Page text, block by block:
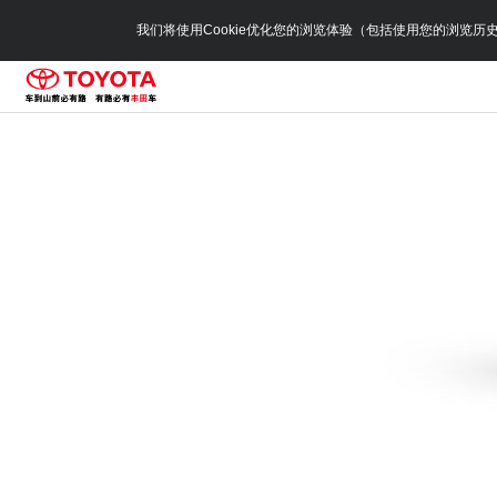
我们将使用Cookie优化您的浏览体验（包括使用您的浏览历